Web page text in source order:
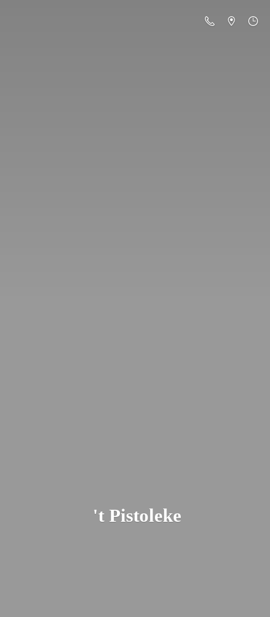
't Pistoleke